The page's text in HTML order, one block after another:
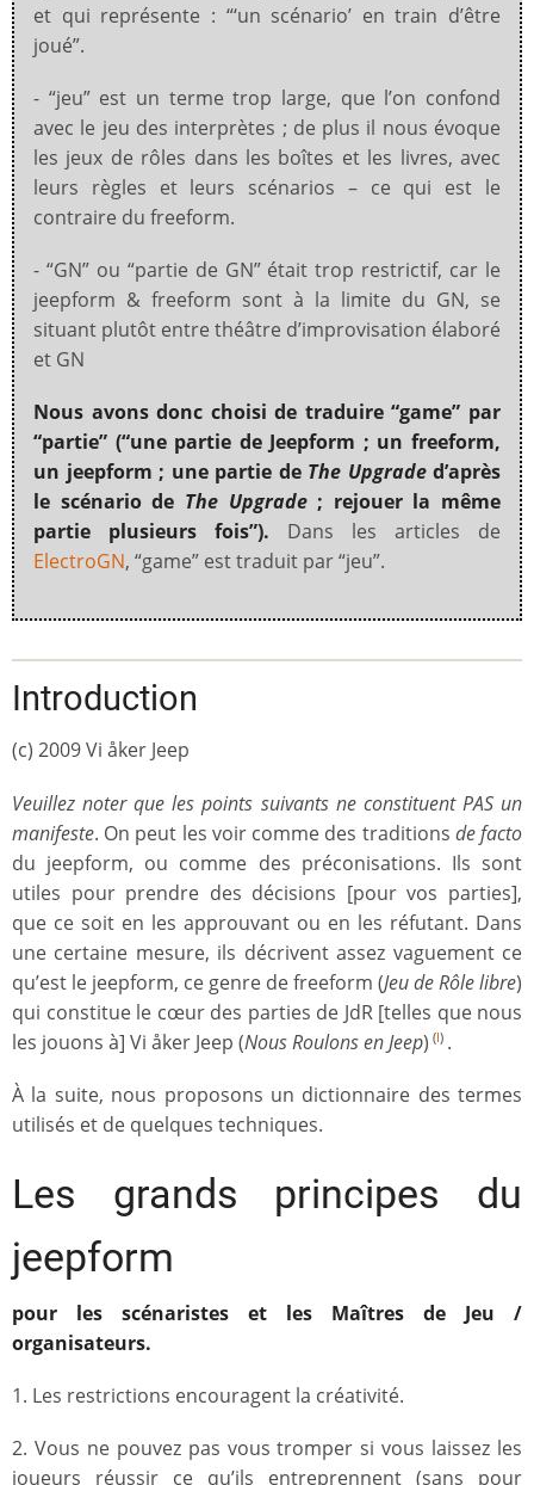
et qui représente : “‘un scénario’ en train d’être
joué”.
- “jeu” est un terme trop large, que l’on confond
avec le jeu des interprètes ; de plus il nous évoque
les jeux de rôles dans les boîtes et les livres, avec
leurs règles et leurs scénarios – ce qui est le
contraire du freeform.
- “GN” ou “partie de GN” était trop restrictif, car le
jeepform & freeform sont à la limite du GN, se
situant plutôt entre théâtre d’improvisation élaboré
et GN
Nous avons donc choisi de traduire “game” par
“partie” (“une partie de Jeepform ; un freeform,
un jeepform ; une partie de The Upgrade d’après
le scénario de The Upgrade; rejouer la même
partie plusieurs fois”). Dans les articles de
ElectroGN, “game” est traduit par “jeu”.
Introduction
(c) 2009 Vi åker Jeep
Veuillez noter que les points suivants ne constituent PAS un
manifeste. On peut les voir comme des traditions de facto
du jeepform, ou comme des préconisations. Ils sont
utiles pour prendre des décisions [pour vos parties],
que ce soit en les approuvant ou en les réfutant. Dans
une certaine mesure, ils décrivent assez vaguement ce
qu’est le jeepform, ce genre de freeform (Jeu de Rôle libre)
qui constitue le cœur des parties de JdR [telles que nous
les jouons à] Vi åker Jeep (Nous Roulons en Jeep) (I) .
À la suite, nous proposons un dictionnaire des termes
utilisés et de quelques techniques.
Les grands principes du
jeepform
pour les scénaristes et les Maîtres de Jeu /
organisateurs.
1. Les restrictions encouragent la créativité.
2. Vous ne pouvez pas vous tromper si vous laissez les
joueurs réussir ce qu’ils entreprennent (sans pour